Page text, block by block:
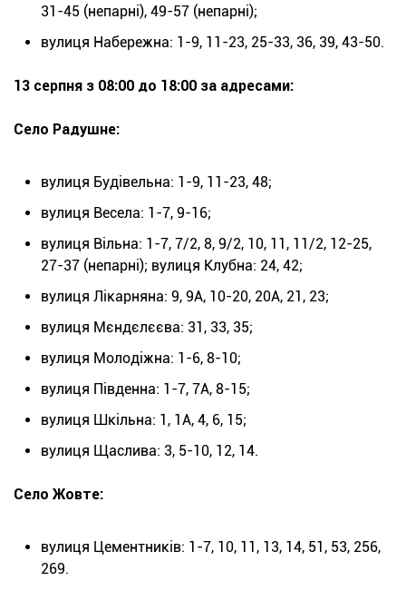
31-45 (непарні), 49-57 (непарні);
вулиця Набережна: 1-9, 11-23, 25-33, 36, 39, 43-50.
13 серпня з 08:00 до 18:00 за адресами:
Село Радушне:
вулиця Будівельна: 1-9, 11-23, 48;
вулиця Весела: 1-7, 9-16;
вулиця Вільна: 1-7, 7/2, 8, 9/2, 10, 11, 11/2, 12-25,
27-37 (непарні); вулиця Клубна: 24, 42;
вулиця Лікарняна: 9, 9А, 10-20, 20А, 21, 23;
вулиця Мєндєлєєва: 31, 33, 35;
вулиця Молодіжна: 1-6, 8-10;
вулиця Південна: 1-7, 7А, 8-15;
вулиця Шкільна: 1, 1А, 4, 6, 15;
вулиця Щаслива: 3, 5-10, 12, 14.
Село Жовте:
вулиця Цементників: 1-7, 10, 11, 13, 14, 51, 53, 256,
269.